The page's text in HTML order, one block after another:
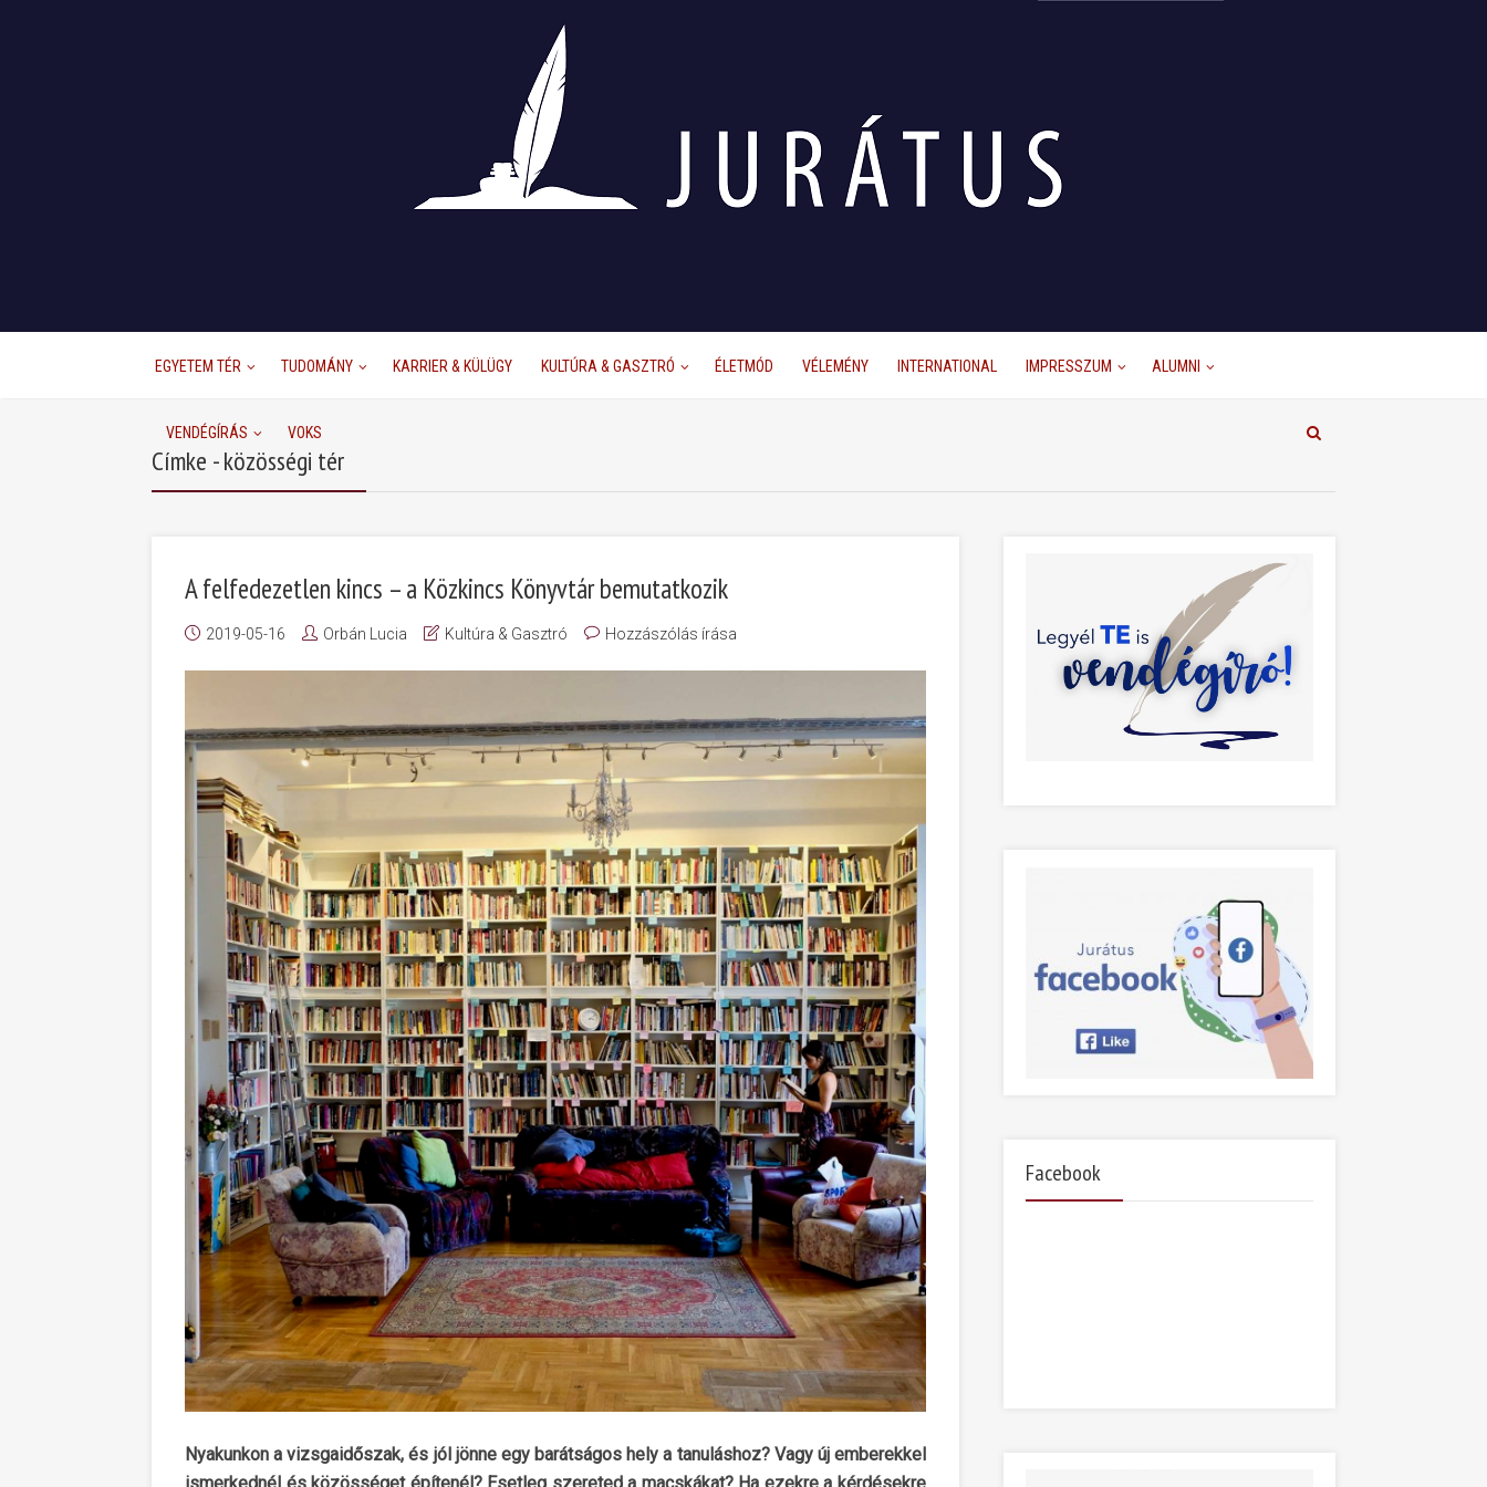
EGYETEM TÉR TUDOMÁNY KARRIER & KÜLÜGY KULTÚRA & GASZTRÓ ÉLETMÓD VÉLEMÉNY INTERNATIONAL IMPRESSZUM ALUMNI
VENDÉGÍRÁS VOKS
Címke - közösségi tér
A felfedezetlen kincs – a Közkincs Könyvtár bemutatkozik
2019-05-16 Orbán Lucia Kultúra & Gasztró Hozzászólás írása
Nyakunkon a vizsgaidőszak, és jól jönne egy barátságos hely a tanuláshoz? Vagy új emberekkel
Facebook